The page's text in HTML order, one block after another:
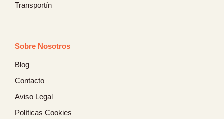
Transportín
Sobre Nosotros
Blog
Contacto
Aviso Legal
Políticas Cookies